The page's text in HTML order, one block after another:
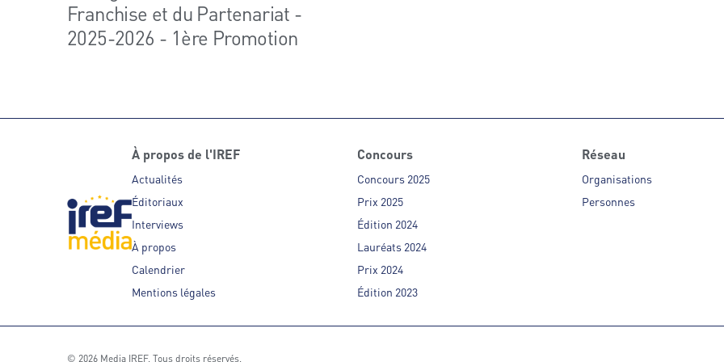
Franchise et du Partenariat -
2025-2026 - 1ère Promotion
À propos de l'IREF
Actualités
Éditoriaux
Interviews
À propos
Calendrier
Mentions légales
Concours
Concours 2025
Prix 2025
Édition 2024
Lauréats 2024
Prix 2024
Édition 2023
Réseau
Organisations
Personnes
© 2026 Media IREF. Tous droits réservés.